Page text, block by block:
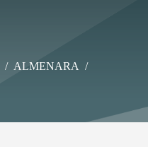
/ ALMENARA /